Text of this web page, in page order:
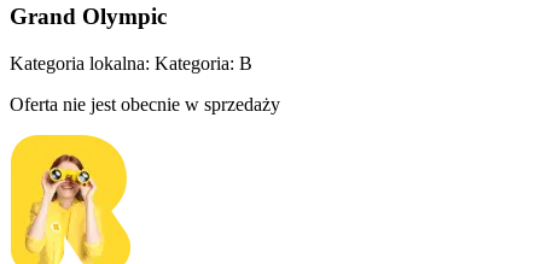
Grand Olympic
Kategoria lokalna: Kategoria: B
Oferta nie jest obecnie w sprzedaży